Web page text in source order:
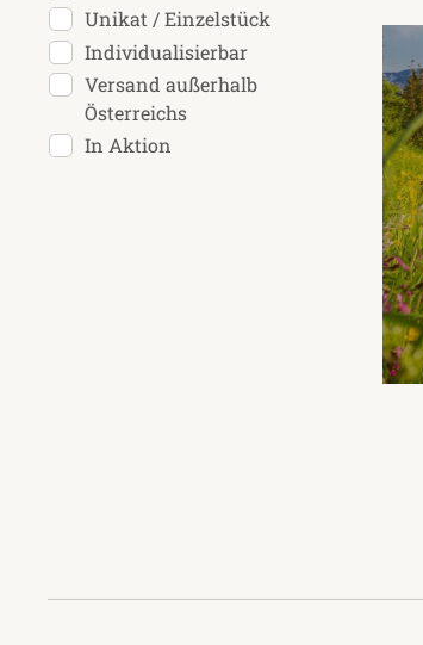
Unikat / Einzelstück
Individualisierbar
Versand außerhalb
Österreichs
In Aktion